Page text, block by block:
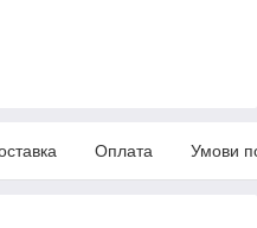
Оплата Умови